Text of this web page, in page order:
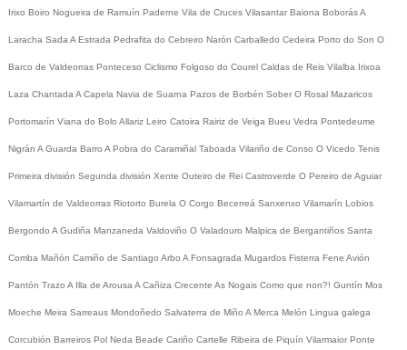
Irixo Boiro Nogueira de Ramuín Paderne Vila de Cruces Vilasantar Baiona BoborásA
Laracha Sada A Estrada Pedrafita do Cebreiro Narón Carballedo Cedeira Porto do Son O
Barco de Valdeorras Ponteceso Ciclismo Folgoso do Courel Caldas de Reis Vilalba Irixoa
Laza Chantada A Capela Navia de Suarna Pazos de Borbén Sober O Rosal Mazaricos
Portomarín Viana do Bolo Allariz Leiro Catoira Rairiz de Veiga Bueu Vedra Pontedeume
Nigrán A Guarda Barro A Pobra do Caramiñal Taboada Vilariño de Conso O Vicedo Tenis
Primeira división Segunda división Xente Outeiro de Rei Castroverde O Pereiro de Aguiar
Vilamartín de Valdeorras Riotorto Burela O Corgo Becerreá Sanxenxo Vilamarín Lobios
Bergondo A Gudiña Manzaneda Valdoviño O Valadouro Malpica de Bergantiños Santa
Comba Mañón Camiño de Santiago Arbo A Fonsagrada Mugardos Fisterra Fene Avión
Pantón Trazo A Illa de Arousa A Cañiza Crecente As Nogais Como que non?! Guntín Mos
Moeche Meira Sarreaus Mondoñedo Salvaterra de Miño A Merca Melón Lingua galega
Corcubión Barreiros Pol Neda Beade Cariño Cartelle Ribeira de Piquín Vilarmaior Ponte